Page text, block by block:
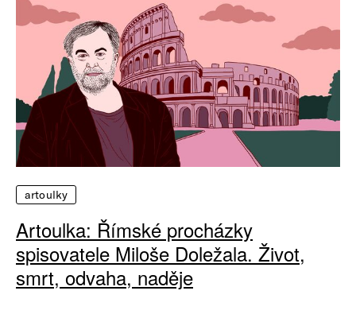
artoulky
Artoulka: Římské procházky
spisovatele Miloše Doležala. Život,
smrt, odvaha, naděje